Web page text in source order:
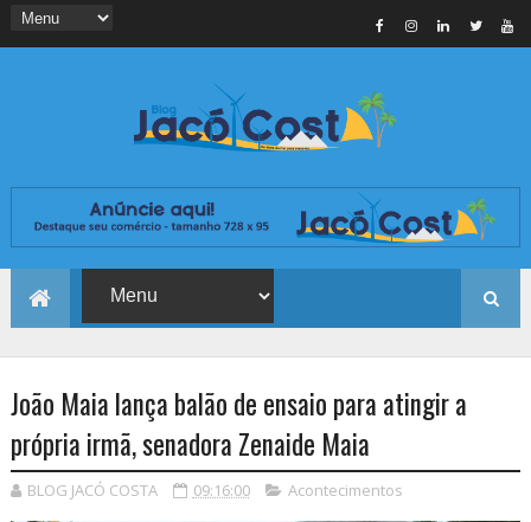
João Maia lança balão de ensaio para atingir a
própria irmã, senadora Zenaide Maia
BLOG JACÓ COSTA 09:16:00 Acontecimentos